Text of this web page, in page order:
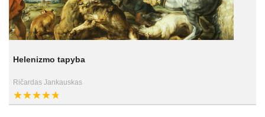
Helenizmo tapyba
Ričardas Jankauskas